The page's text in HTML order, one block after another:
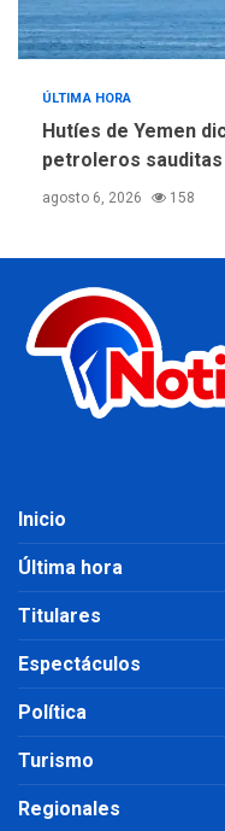
ÚLTIMA HORA
Hutíes de Yemen
petroleros sauditas
agosto 6, 2026 158
Inicio
Última hora
Titulares
Espectáculos
Política
Turismo
Regionales